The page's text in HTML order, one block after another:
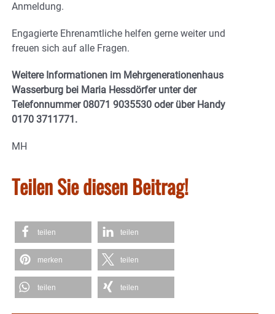
Anmeldung.
Engagierte Ehrenamtliche helfen gerne weiter und
freuen sich auf alle Fragen.
Weitere Informationen im Mehrgenerationenhaus
Wasserburg bei Maria Hessdörfer unter der
Telefonnummer 08071 9035530 oder über Handy
0170 3711771.
MH
Teilen Sie diesen Beitrag!
teilen teilen
merken teilen
teilen teilen